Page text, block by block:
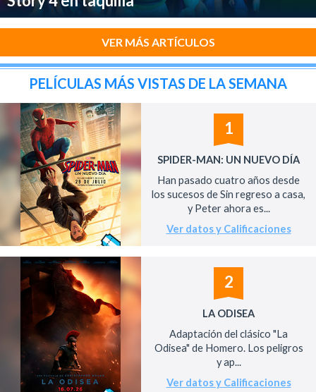
VER MÁS ARTÍCULOS
PELÍCULAS MÁS VISTAS DE LA SEMANA
1
SPIDER-MAN: UN NUEVO DÍA
Han pasado cuatro años desde
los sucesos de Sin regreso a casa,
y Peter ahora es...
Ver datos y Calificaciones
2
LA ODISEA
Adaptación del clásico "La
Odisea" de Homero. Los peligros
y ap...
Ver datos y Calificaciones